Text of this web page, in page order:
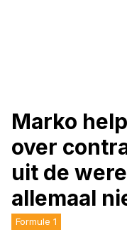
Marko
over
uit de
allemaal
Formule 1